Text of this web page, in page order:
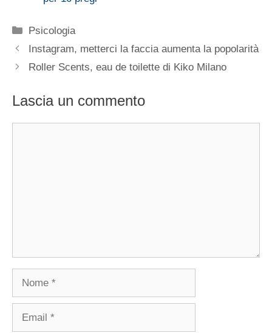
Categorie
Psicologia
Instagram, metterci la faccia aumenta la popolarità
Roller Scents, eau de toilette di Kiko Milano
Lascia un commento